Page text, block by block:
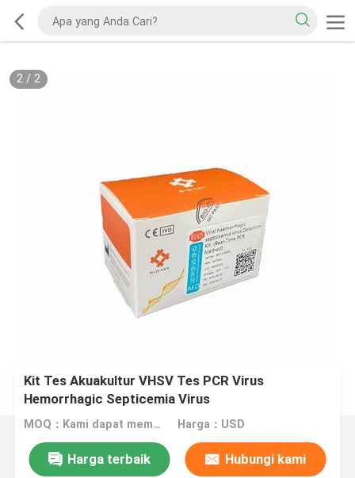
2/ 2
Kit Tes Akuakultur VHSV Tes PCR Virus
Hemorrhagic Septicemia Virus
MOQ：Kami dapat memproduksi kit cair dan lyophilized Harga：USD
Harga terbaik Hubungi kami